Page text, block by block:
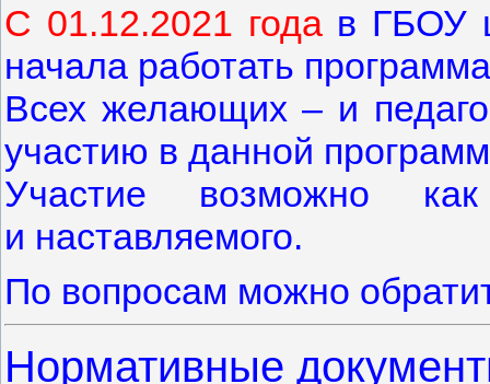
С 01.12.2021 годав ГБОУ
начала работать
Всех желающих – и
участию в данной
Участие возможно
и наставляемого.
По вопросам можно
Нормативные